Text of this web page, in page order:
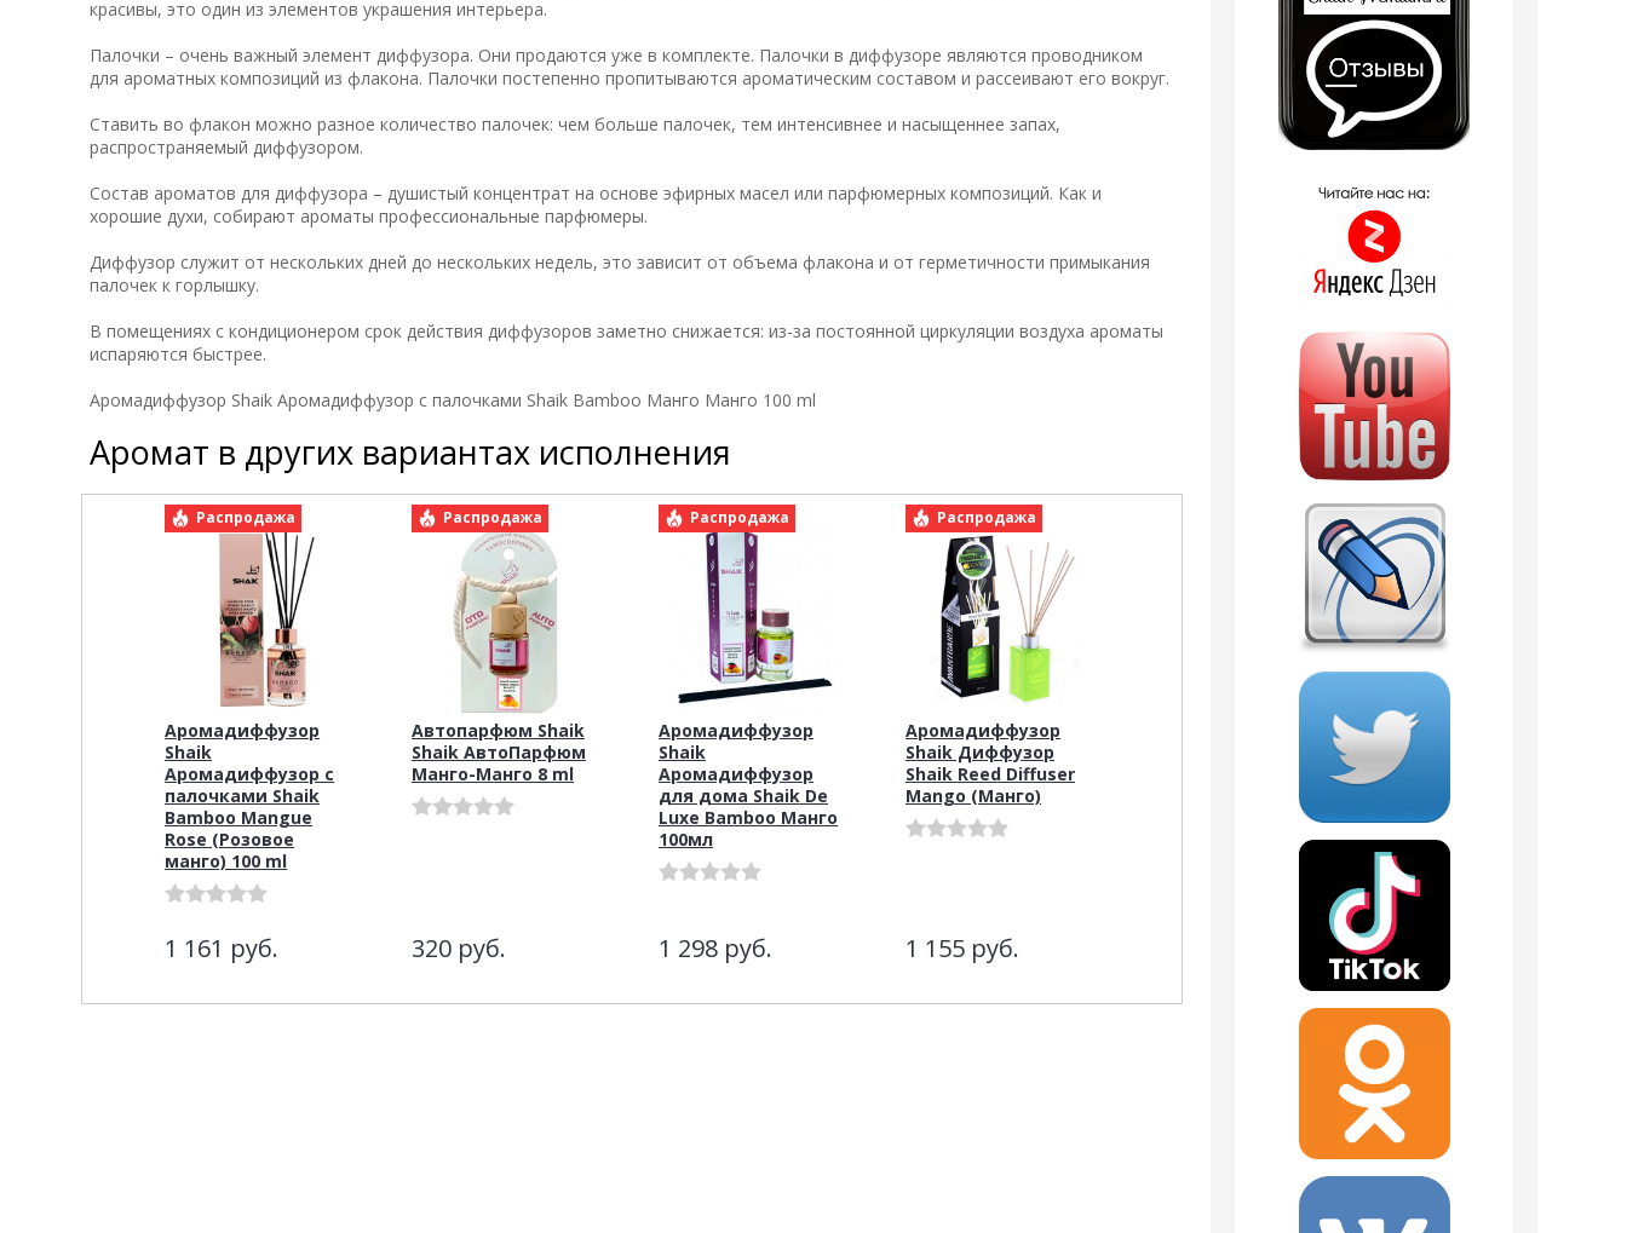
красивы, это один из элементов украшения интерьера.
Палочки – очень важный элемент диффузора. Они продаются уже в комплекте. Палочки в диффузоре являются проводником
для ароматных композиций из флакона. Палочки постепенно пропитываются ароматическим составом и рассеивают его вокруг.
Ставить во флакон можно разное количество палочек: чем больше палочек, тем интенсивнее и насыщеннее запах,
распространяемый диффузором.
Состав ароматов для диффузора – душистый концентрат на основе эфирных масел или парфюмерных композиций. Как и
хорошие духи, собирают ароматы профессиональные парфюмеры.
Диффузор служит от нескольких дней до нескольких недель, это зависит от объема флакона и от герметичности примыкания
палочек к горлышку.
В помещениях с кондиционером срок действия диффузоров заметно снижается: из-за постоянной циркуляции воздуха ароматы
испаряются быстрее.
Аромадиффузор Shaik Аромадиффузор с палочками Shaik Bamboo Манго Манго 100 ml
Аромат в других вариантах исполнения
Распродажа
Аромадиффузор
Shaik
Аромадиффузор с
палочками Shaik
Bamboo Mangue
Rose (Розовое
манго) 100 ml
1 161 руб.
Распродажа
Автопарфюм Shaik
Shaik АвтоПарфюм
Манго-Манго 8 ml
320 руб.
Распродажа
Аромадиффузор
Shaik
Аромадиффузор
для дома Shaik De
Luxe Bamboo Манго
100мл
1 298 руб.
Распродажа
Аромадиффузор
Shaik Диффузор
Shaik Reed Diffuser
Mango (Манго)
1 155 руб.